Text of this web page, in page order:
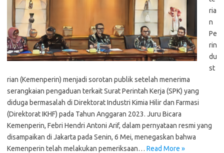
ria
n
Pe
rin
du
st
rian (Kemenperin) menjadi sorotan publik setelah menerima
serangkaian pengaduan terkait Surat Perintah Kerja (SPK) yang
diduga bermasalah di Direktorat Industri Kimia Hilir dan Farmasi
(Direktorat IKHF) pada Tahun Anggaran 2023. Juru Bicara
Kemenperin, Febri Hendri Antoni Arif, dalam pernyataan resmi yang
disampaikan di Jakarta pada Senin, 6 Mei, menegaskan bahwa
Kemenperin telah melakukan pemeriksaan… Read More »